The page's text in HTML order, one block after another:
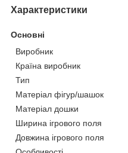
Характеристики
Основні
Виробник
Країна виробник
Тип
Матеріал фігур/шашок
Матеріал дошки
Ширина ігрового поля
Довжина ігрового поля